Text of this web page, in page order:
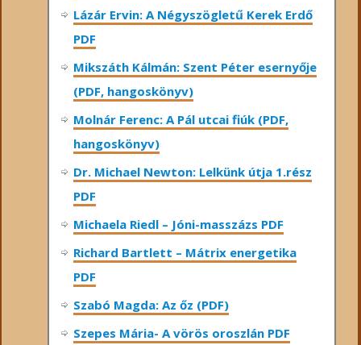
Lázár Ervin: A Négyszögletű Kerek Erdő
PDF
Mikszáth Kálmán: Szent Péter esernyője
(PDF, hangoskönyv)
Molnár Ferenc: A Pál utcai fiúk (PDF,
hangoskönyv)
Dr. Michael Newton: Lelkünk útja 1.rész
PDF
Michaela Riedl – Jóni-masszázs PDF
Richard Bartlett – Mátrix energetika
PDF
Szabó Magda: Az őz (PDF)
Szepes Mária- A vörös oroszlán PDF